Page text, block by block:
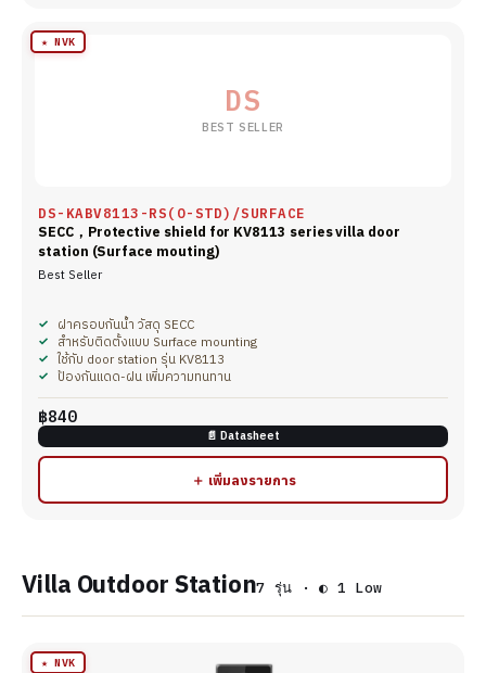
DS
BEST SELLER
★ NVK
DS-KABV8113-RS(O-STD)/SURFACE
SECC，Protective shield for KV8113 series villa door
station (Surface mouting)
Best Seller
ฝาครอบกันน้ำ วัสดุ SECC
สำหรับติดตั้งแบบ Surface mounting
ใช้กับ door station รุ่น KV8113
ป้องกันแดด-ฝน เพิ่มความทนทาน
฿840
📄 Datasheet
＋ เพิ่มลงรายการ
Villa Outdoor Station7 รุ่น · ◐ 1 Low
★ NVK